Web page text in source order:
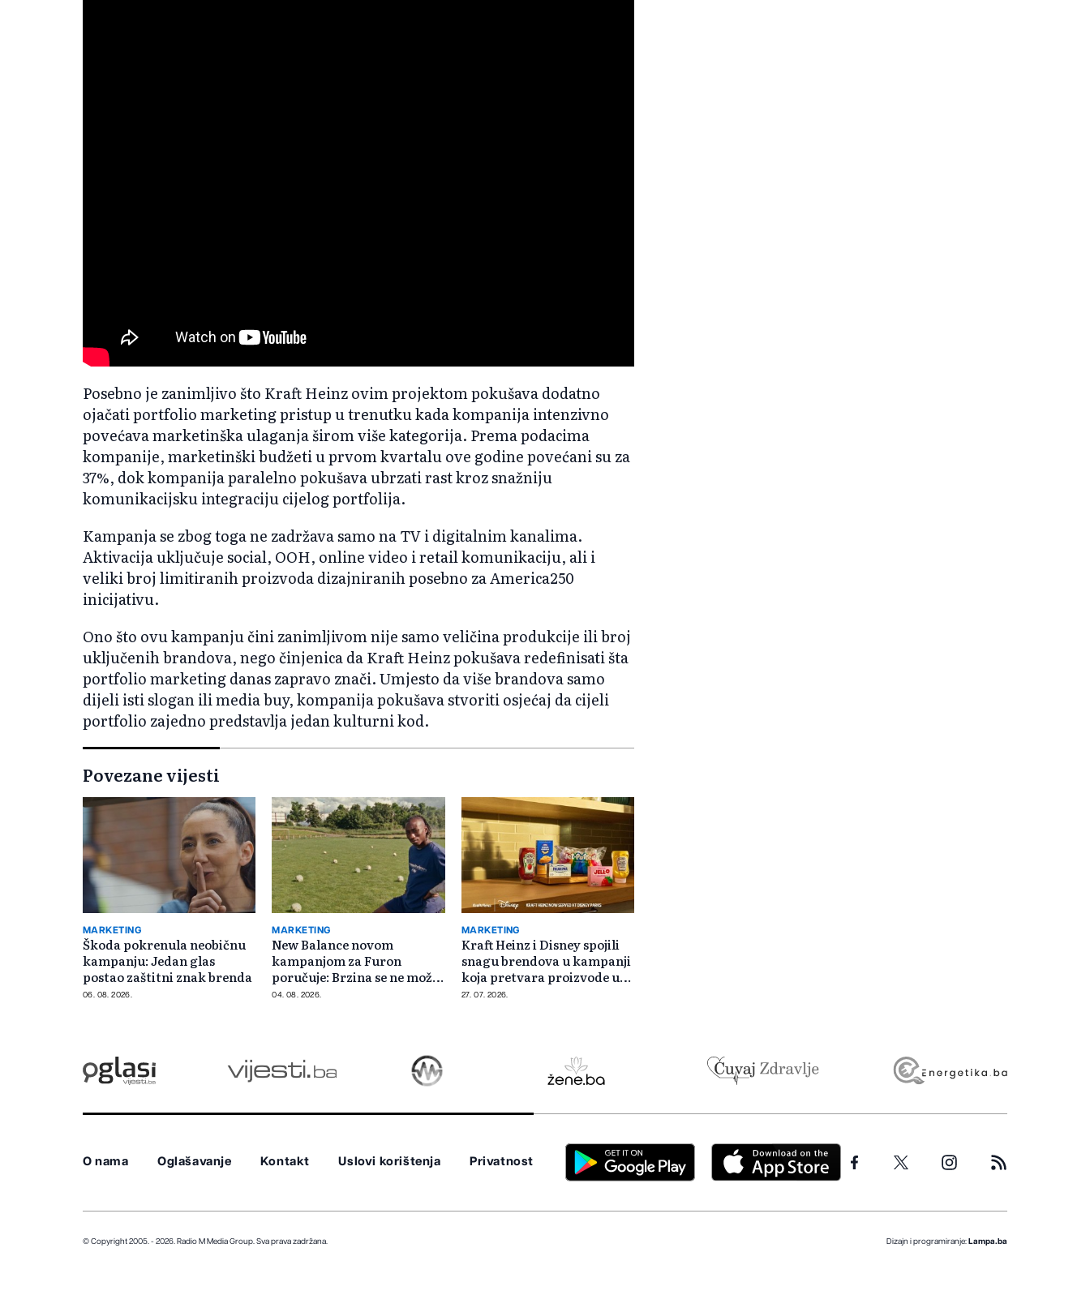
Posebno je zanimljivo što Kraft Heinz ovim projektom pokušava dodatno
ojačati portfolio marketing pristup u trenutku kada kompanija intenzivno
povećava marketinška ulaganja širom više kategorija. Prema podacima
kompanije, marketinški budžeti u prvom kvartalu ove godine povećani su za
37%, dok kompanija paralelno pokušava ubrzati rast kroz snažniju
komunikacijsku integraciju cijelog portfolija.
Kampanja se zbog toga ne zadržava samo na TV i digitalnim kanalima.
Aktivacija uključuje social, OOH, online video i retail komunikaciju, ali i
veliki broj limitiranih proizvoda dizajniranih posebno za America250
inicijativu.
Ono što ovu kampanju čini zanimljivom nije samo veličina produkcije ili broj
uključenih brandova, nego činjenica da Kraft Heinz pokušava redefinisati šta
portfolio marketing danas zapravo znači. Umjesto da više brandova samo
dijeli isti slogan ili media buy, kompanija pokušava stvoriti osjećaj da cijeli
portfolio zajedno predstavlja jedan kulturni kod.
Povezane vijesti
MARKETING
Škoda pokrenula neobičnu
kampanju: Jedan glas
postao zaštitni znak brenda
06. 08. 2026.
MARKETING
New Balance novom
kampanjom za Furon
poručuje: Brzina se ne može
požuriti
04. 08. 2026.
MARKETING
Kraft Heinz i Disney spojili
snagu brendova u kampanji
koja pretvara proizvode u
filmske priče
27. 07. 2026.
O nama Oglašavanje Kontakt Uslovi korištenja Privatnost
© Copyright 2005. - 2026. Radio M Media Group. Sva prava zadržana. Dizajn i programiranje: Lampa.ba